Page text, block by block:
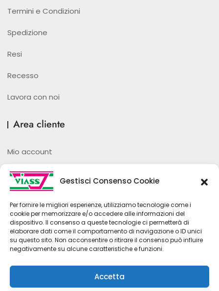
Gestisci Consenso Cookie
Per fornire le migliori esperienze, utilizziamo tecnologie come i
cookie per memorizzare e/o accedere alle informazioni del
dispositivo. Il consenso a queste tecnologie ci permetterà di
elaborare dati come il comportamento di navigazione o ID unici
su questo sito. Non acconsentire o ritirare il consenso può influire
negativamente su alcune caratteristiche e funzioni.
Accetta
Termini e Condizioni
Spedizione
Resi
Recesso
Lavora con noi
Area cliente
Mio account
Password dimenticata
Wishlist